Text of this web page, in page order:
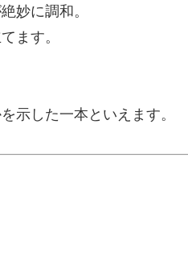
妙に調和。
ます。
示した一本といえます。